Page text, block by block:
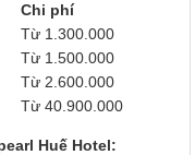
Chi phí
Từ 1.300.000
Từ 1.500.000
Từ 2.600.000
Từ 40.900.000
Huế Hotel: